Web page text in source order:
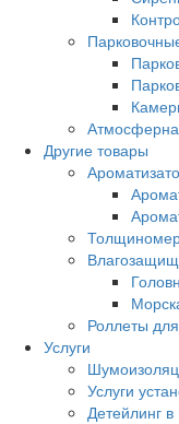
Другие товары
Роллеты
Услуги
Услуги
Детейлинг